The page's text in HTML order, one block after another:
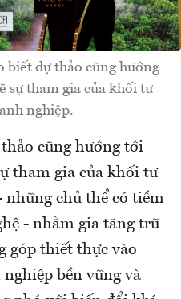
biết dự thảo cũng hướng
sự tham gia của khối tư
nghiệp.
cũng hướng tới
tham gia của khối tư
những chủ thể có tiềm
- nhằm gia tăng trữ
góp thiết thực vào
bền vững và